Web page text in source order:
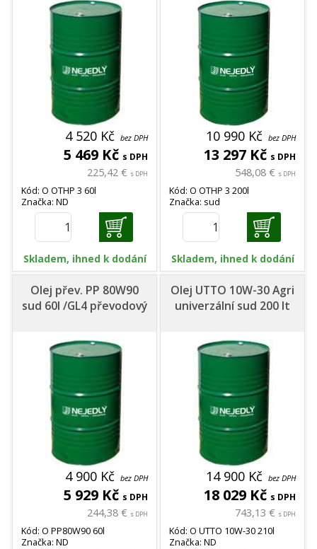
4 520 Kč bez DPH
5 469 Kč s DPH
225,42 € s DPH
Kód: O OTHP 3 60l
Značka: ND
Skladem, ihned k dodání
10 990 Kč bez DPH
13 297 Kč s DPH
548,08 € s DPH
Kód: O OTHP 3 200l
Značka: sud
Skladem, ihned k dodání
Olej přev. PP 80W90
sud 60l /GL4 převodový
4 900 Kč bez DPH
5 929 Kč s DPH
244,38 € s DPH
Kód: O PP80W90 60l
Značka: ND
Olej UTTO 10W-30 Agri
univerzální sud 200 lt
14 900 Kč bez DPH
18 029 Kč s DPH
743,13 € s DPH
Kód: O UTTO 10W-30 210l
Značka: ND